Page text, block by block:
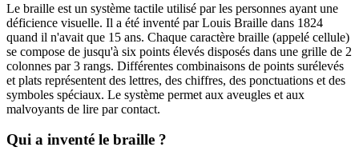
Le braille est un système tactile utilisé par les personnes ayant une
déficience visuelle. Il a été inventé par Louis Braille dans 1824
quand il n'avait que 15 ans. Chaque caractère braille (appelé cellule)
se compose de jusqu'à six points élevés disposés dans une grille de 2
colonnes par 3 rangs. Différentes combinaisons de points surélevés
et plats représentent des lettres, des chiffres, des ponctuations et des
symboles spéciaux. Le système permet aux aveugles et aux
malvoyants de lire par contact.
Qui a inventé le braille ?